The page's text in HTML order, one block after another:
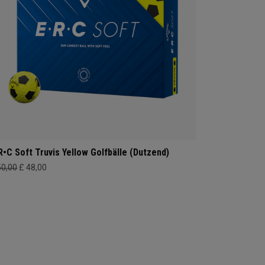
Soft Truvis Yellow Golfbälle (Dutzend)
£ 48,00